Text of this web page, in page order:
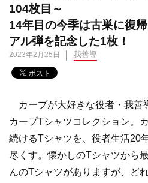
104枚目～
14年目の今季は古巣に復
アル弾を記念した1枚！
2023年2月25日 我善導
カープが大好きな役者・我善
カープTシャツコレクション。
続けるTシャツを、役者生活20
尽くす。懐かしのTシャツから
んのTシャツがありますが、ど